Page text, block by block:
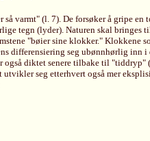
varmt" (l. 7). De forsøker å gripe en
tegn (lyder). Naturen skal bringes
"bøier sine klokker." Klokkene
differensiering seg ubønnhørlig inn
også diktet senere tilbake til
seg etterhvert også mer